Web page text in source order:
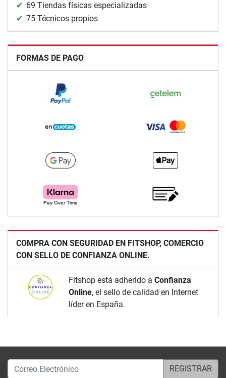
69 Tiendas físicas especializadas
75 Técnicos propios
FORMAS DE PAGO
COMPRA CON SEGURIDAD EN FITSHOP, COMERCIO
CON SELLO DE CONFIANZA ONLINE.
Fitshop está adherido a Confianza
Online, el sello de calidad en Internet
líder en España.
Correo Electrónico